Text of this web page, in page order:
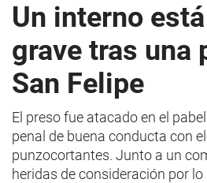
Un interno
grave tras una
San Felipe
El preso fue atacado en el
penal de buena conducta con
punzocortantes. Junto a un
heridas de consideración por